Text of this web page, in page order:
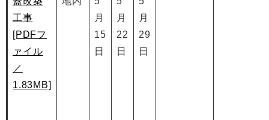
工事
[PDFフ
ァイル
／
1.83MB]
月
15
日
月
22
日
月
29
日